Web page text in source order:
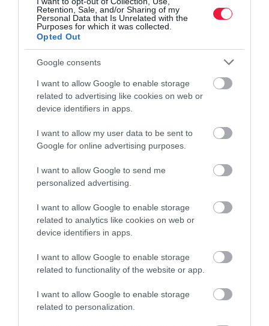
Retention, Sale, and/or Sharing of my
Personal Data that Is Unrelated with the
Purposes for which it was collected.
Opted Out
Google consents
I want to allow Google to enable storage
related to advertising like cookies on web or
device identifiers in apps.
I want to allow my user data to be sent to
Google for online advertising purposes.
I want to allow Google to send me
personalized advertising.
I want to allow Google to enable storage
related to analytics like cookies on web or
device identifiers in apps.
I want to allow Google to enable storage
related to functionality of the website or app.
I want to allow Google to enable storage
related to personalization.